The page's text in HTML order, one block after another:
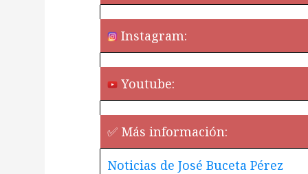
Instagram:
Youtube:
✅ Más información:
Noticias de José Buceta Pérez
¿Quieres